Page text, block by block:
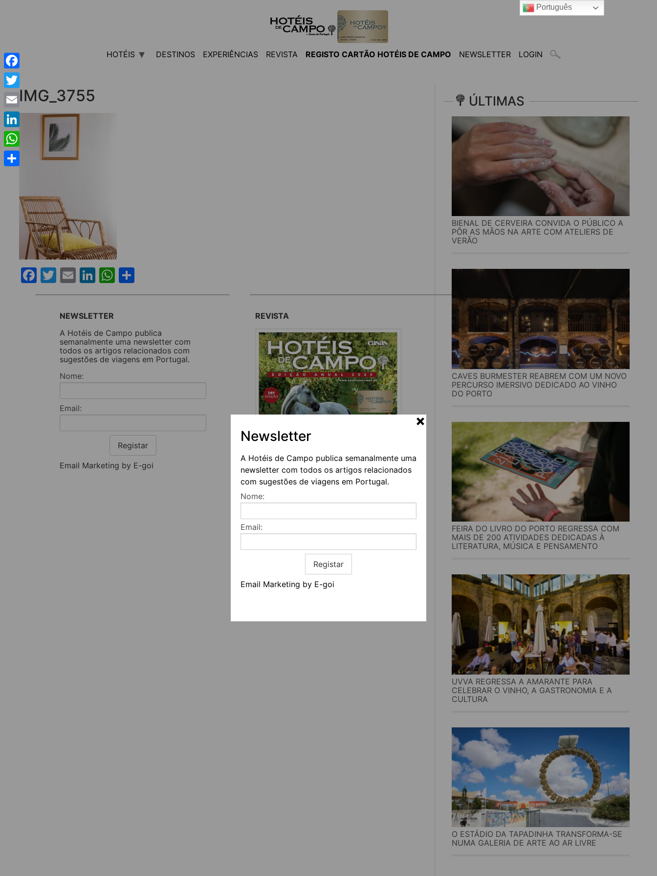
Newsletter
A Hotéis de Campo publica semanalmente uma
newsletter com todos os artigos relacionados
com sugestões de viagens em Portugal.
Nome:
Email:
Registar
Email Marketing by E-goi
HOTÉIS DESTINOS EXPERIÊNCIAS REVISTA REGISTO CARTÃO HOTÉIS DE CAMPO NEWSLETTER LOGIN
IMG_3755
Facebook
Twitter
EmailLinkedIn
WhatsApp
ÚLTIMAS
BIENAL DE CERVEIRA CONVIDA O PÚBLICO A
PÔR AS MÃOS NA ARTE COM ATELIERS DE
VERÃO
CAVES BURMESTER REABREM COM UM NOVO
PERCURSO IMERSIVO DEDICADO AO VINHO
DO PORTO
FEIRA DO LIVRO DO PORTO REGRESSA COM
MAIS DE 200 ATIVIDADES DEDICADAS À
LITERATURA, MÚSICA E PENSAMENTO
UVVA REGRESSA A AMARANTE PARA
CELEBRAR O VINHO, A GASTRONOMIA E A
CULTURA
O ESTÁDIO DA TAPADINHA TRANSFORMA-SE
NUMA GALERIA DE ARTE AO AR LIVRE
NEWSLETTER
A Hotéis de Campo publica
semanalmente uma newsletter com
todos os artigos relacionados com
sugestões de viagens em Portugal.
Nome:
Email:
Registar
Email Marketing by E-goi
REVISTA
Quem somos
Contactos
Facebook
Twitter
Email
LinkedIn
WhatsApp
Português